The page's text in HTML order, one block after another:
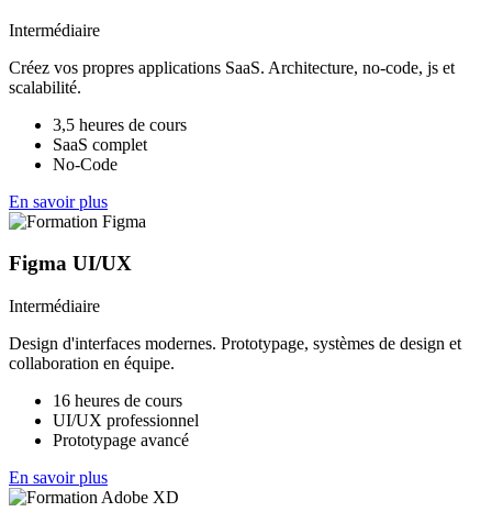
Intermédiaire
Créez vos propres applications SaaS. Architecture, no-code, js et
scalabilité.
3,5 heures de cours
SaaS complet
No-Code
En savoir plus
Figma UI/UX
Intermédiaire
Design d'interfaces modernes. Prototypage, systèmes de design et
collaboration en équipe.
16 heures de cours
UI/UX professionnel
Prototypage avancé
En savoir plus